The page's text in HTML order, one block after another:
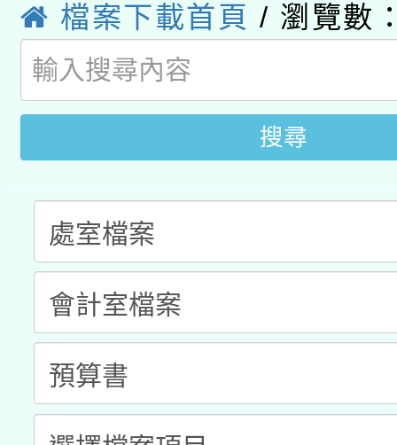
招)
本館辦理115年度閱讀
暨閱讀推動專業研習
科技賦能─人工智慧
礎課程
A3數位素養講師名單
「數位內容與教學軟體
pilot」
有關大陸委員會函釋公
薪期間赴陸應申請許可
轉知經濟部水利署委託
業技術研究院辦理「
用水績優單位及節水達
動」
115年8月22日(星期六
桃園市孔廟祈福系列
開 智慧啟航」
2026年桃園地景藝術
檔案下載首頁 / 瀏覽數
搜尋